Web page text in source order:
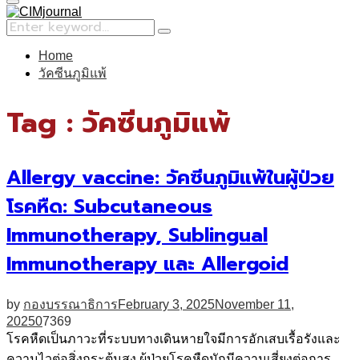
Primary
Menu
Search
for:
Search
Home
วัคซีนภูมิแพ้
Tag : วัคซีนภูมิแพ้
Allergy vaccine: วัคซีนภูมิแพ้ในผู้ป่วย
โรคหืด: Subcutaneous
Immunotherapy, Sublingual
Immunotherapy และ Allergoid
by กองบรรณาธิการFebruary 3, 2025November 11,
202507369
โรคหืดเป็นภาวะที่ระบบทางเดินหายใจมีการอักเสบเรื้อรังและ